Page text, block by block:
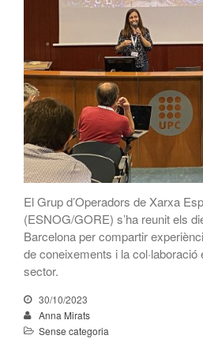
El Grup d’Operadors de Xarxa
(ESNOG/GORE) s’ha reunit els
Barcelona per compartir
de coneixements i la
sector.
30/10/2023
Anna Mirats
Sense categoria